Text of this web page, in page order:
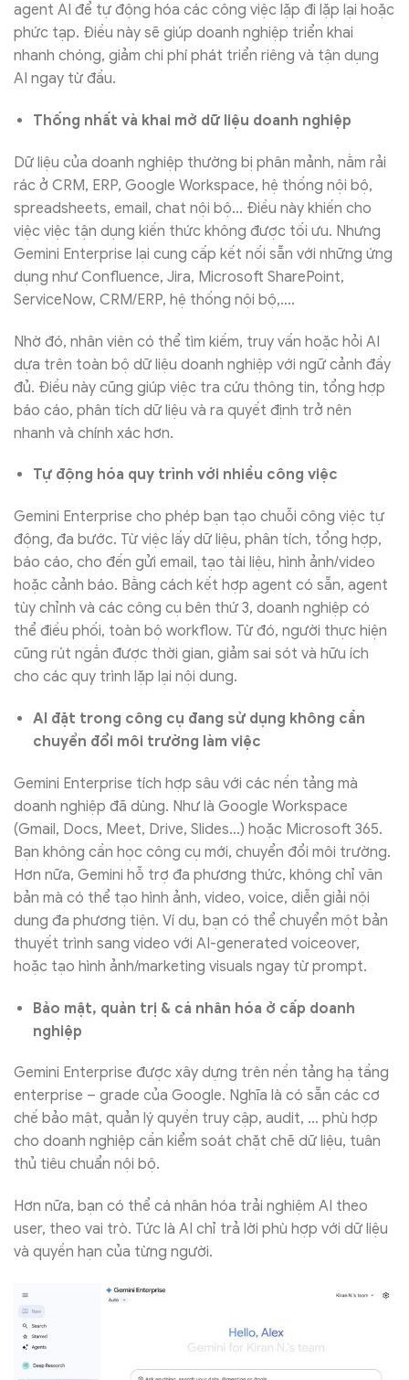
agent AI để tự động hóa các công việc lặp đi lặp lại hoặc
phức tạp. Điều này sẽ giúp doanh nghiệp triển khai
nhanh chóng, giảm chi phí phát triển riêng và tận dụng
AI ngay từ đầu.
Thống nhất và khai mở dữ liệu doanh nghiệp
Dữ liệu của doanh nghiệp thường bị phân mảnh, nằm rải
rác ở CRM, ERP, Google Workspace, hệ thống nội bộ,
spreadsheets, email, chat nội bộ… Điều này khiến cho
việc việc tận dụng kiến thức không được tối ưu. Nhưng
Gemini Enterprise lại cung cấp kết nối sẵn với những ứng
dụng như Confluence, Jira, Microsoft SharePoint,
ServiceNow, CRM/ERP, hệ thống nội bộ,….
Nhờ đó, nhân viên có thể tìm kiếm, truy vấn hoặc hỏi AI
dựa trên toàn bộ dữ liệu doanh nghiệp với ngữ cảnh đầy
đủ. Điều này cũng giúp việc tra cứu thông tin, tổng hợp
báo cáo, phân tích dữ liệu và ra quyết định trở nên
nhanh và chính xác hơn.
Tự động hóa quy trình với nhiều công việc
Gemini Enterprise cho phép bạn tạo chuỗi công việc tự
động, đa bước. Từ việc lấy dữ liệu, phân tích, tổng hợp,
báo cáo, cho đến gửi email, tạo tài liệu, hình ảnh/video
hoặc cảnh báo. Bằng cách kết hợp agent có sẵn, agent
tùy chỉnh và các công cụ bên thứ 3, doanh nghiệp có
thể điều phối, toàn bộ workflow. Từ đó, người thực hiện
cũng rút ngắn được thời gian, giảm sai sót và hữu ích
cho các quy trình lặp lại nội dung.
AI đặt trong công cụ đang sử dụng không cần
chuyển đổi môi trường làm việc
Gemini Enterprise tích hợp sâu với các nền tảng mà
doanh nghiệp đã dùng. Như là Google Workspace
(Gmail, Docs, Meet, Drive, Slides…) hoặc Microsoft 365.
Bạn không cần học công cụ mới, chuyển đổi môi trường.
Hơn nữa, Gemini hỗ trợ đa phương thức, không chỉ văn
bản mà có thể tạo hình ảnh, video, voice, diễn giải nội
dung đa phương tiện. Ví dụ, bạn có thể chuyển một bản
thuyết trình sang video với AI-generated voiceover,
hoặc tạo hình ảnh/marketing visuals ngay từ prompt.
Bảo mật, quản trị & cá nhân hóa ở cấp doanh
nghiệp
Gemini Enterprise được xây dựng trên nền tảng hạ tầng
enterprise – grade của Google. Nghĩa là có sẵn các cơ
chế bảo mật, quản lý quyền truy cập, audit, … phù hợp
cho doanh nghiệp cần kiểm soát chặt chẽ dữ liệu, tuân
thủ tiêu chuẩn nội bộ.
Hơn nữa, bạn có thể cá nhân hóa trải nghiệm AI theo
user, theo vai trò. Tức là AI chỉ trả lời phù hợp với dữ liệu
và quyền hạn của từng người.